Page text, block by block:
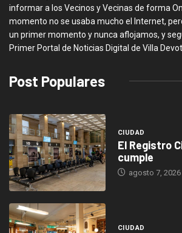
informar a los Vecinos y Vecinas de forma
momento no se usaba mucho el Internet,
un primer momento y nunca aflojamos, y
Primer Portal de Noticias Digital de Villa
Post Populares
CIUDAD
El Registro
cumple
agosto 7, 2026
CIUDAD